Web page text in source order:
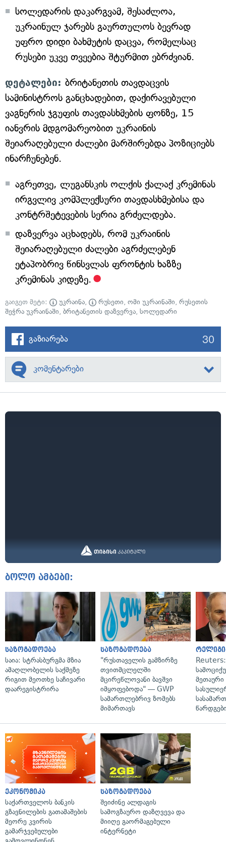
სოლედარის დაკარგვამ, შესაძლოა,
უკრაინულ ჯარებს გაურთულოს ბევრად
უფრო დიდი ბახმუტის დაცვა, რომელსაც
რუსები უკვე თვეებია შტურმით ებრძვიან.
დეტალები: ბრიტანეთის თავდაცვის
სამინისტროს განცხადებით, დაქირავებული
ვაგნერის ჯგუფის თავდასხმების ფონზე, 15
იანვრის მდგომარეობით უკრაინის
შეიარაღებული ძალები მარშირებდა პოზიციებს
ინარჩუნებენ.
აგრეთვე, ლუგანსკის ოლქის ქალაქ კრემინას
ირგვლივ კომპლექსური თავდასხმებისა და
კონტრშეტევების სერია გრძელდება.
დაზვერვა აცხადებს, რომ უკრაინის
შეიარაღებული ძალები აგრძელებენ
ეტაპობრივ წინსვლას ფრონტის ხაზზე
კრემინას კიდეზე.
გაიგეთ მეტი: უკრაინა, რუსეთი, ომი უკრაინაში, რუსეთის
შეჭრა უკრაინაში, ბრიტანეთის დაზვერვა, სოლედარი
გაზიარება 30
კომენტარები
ბოლო ამბები:
საზოგადოება
საია: სტრასბურგმა მზია
ამაღლობელის საქმეზე
რიგით მეოთხე საჩივარი
დაარეგისტრირა
საზოგადოება
"რუსთაველის გამზირზე
თვითმცლელში
მცირეწლოვანი ბავშვი
იმყოფებოდა" — GWP
სამართლებრივ ზომებს
მიმართავს
მეთაური
ეკონომიკა
საქართველოს ბანკის
გზავნილების გათამაშების
მეორე კვირის
გამარჯვებულები
საზოგადოება
შეიძინე ალდაგის
სამოგზაურო დაზღვევა და
მიიღე გაორმაგებული
ინტერნეტი